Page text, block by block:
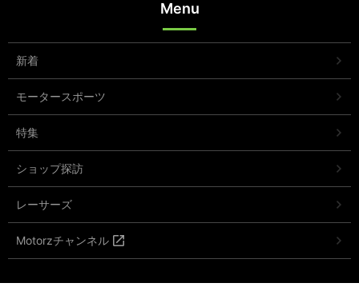
Menu
新着
モータースポーツ
特集
ショップ探訪
レーサーズ
Motorzチャンネル